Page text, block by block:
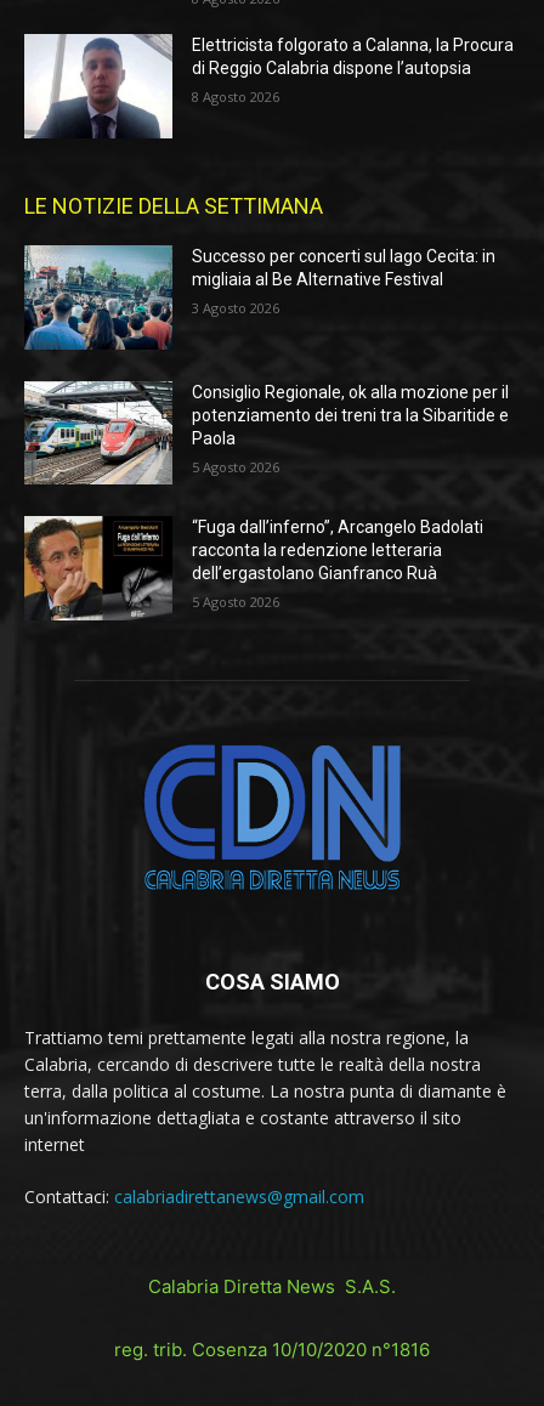
Elettricista folgorato a Calanna, la Procura
di Reggio Calabria dispone l’autopsia
8 Agosto 2026
LE NOTIZIE DELLA SETTIMANA
Successo per concerti sul lago Cecita: in
migliaia al Be Alternative Festival
3 Agosto 2026
Consiglio Regionale, ok alla mozione per il
potenziamento dei treni tra la Sibaritide e
Paola
5 Agosto 2026
“Fuga dall’inferno”, Arcangelo Badolati
racconta la redenzione letteraria
dell’ergastolano Gianfranco Ruà
5 Agosto 2026
COSA SIAMO
Trattiamo temi prettamente legati alla nostra regione, la
Calabria, cercando di descrivere tutte le realtà della nostra
terra, dalla politica al costume. La nostra punta di diamante è
un'informazione dettagliata e costante attraverso il sito
internet
Contattaci: calabriadirettanews@gmail.com
Calabria Diretta News S.A.S.
reg. trib. Cosenza 10/10/2020 n°1816